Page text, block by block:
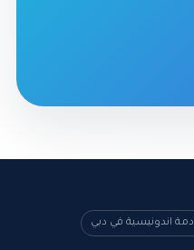
اندونيسية في دبي